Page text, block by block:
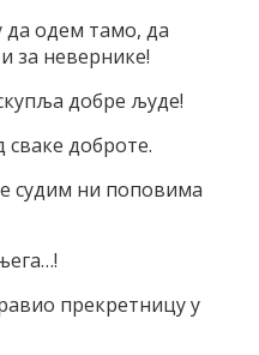
да одем тамо, да
за невернике!
добре људе!
сваке доброте.
судим ни поповима
прекретницу у